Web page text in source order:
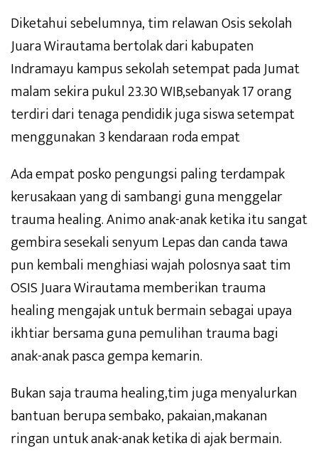
Diketahui sebelumnya, tim relawan Osis sekolah
Juara Wirautama bertolak dari kabupaten
Indramayu kampus sekolah setempat pada Jumat
malam sekira pukul 23.30 WIB,sebanyak 17 orang
terdiri dari tenaga pendidik juga siswa setempat
menggunakan 3 kendaraan roda empat
Ada empat posko pengungsi paling terdampak
kerusakaan yang di sambangi guna menggelar
trauma healing. Animo anak-anak ketika itu sangat
gembira sesekali senyum Lepas dan canda tawa
pun kembali menghiasi wajah polosnya saat tim
OSIS Juara Wirautama memberikan trauma
healing mengajak untuk bermain sebagai upaya
ikhtiar bersama guna pemulihan trauma bagi
anak-anak pasca gempa kemarin.
Bukan saja trauma healing,tim juga menyalurkan
bantuan berupa sembako, pakaian,makanan
ringan untuk anak-anak ketika di ajak bermain.